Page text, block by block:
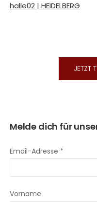
halle02 | HEIDELBERG
JETZT
Melde dich für
Email-Adresse *
Vorname